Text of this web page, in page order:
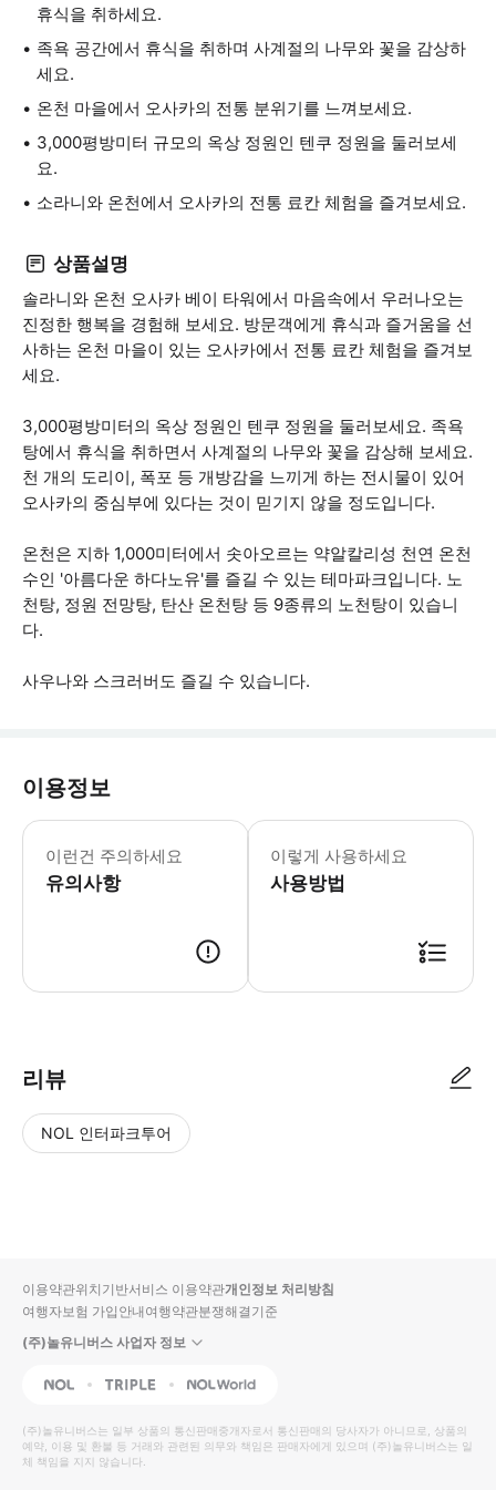
휴식을 취하세요.
족욕 공간에서 휴식을 취하며 사계절의 나무와 꽃을 감상하
세요.
온천 마을에서 오사카의 전통 분위기를 느껴보세요.
3,000평방미터 규모의 옥상 정원인 텐쿠 정원을 둘러보세
요.
소라니와 온천에서 오사카의 전통 료칸 체험을 즐겨보세요.
상품설명
솔라니와 온천 오사카 베이 타워에서 마음속에서 우러나오는
진정한 행복을 경험해 보세요. 방문객에게 휴식과 즐거움을 선
사하는 온천 마을이 있는 오사카에서 전통 료칸 체험을 즐겨보
세요.
3,000평방미터의 옥상 정원인 텐쿠 정원을 둘러보세요. 족욕
탕에서 휴식을 취하면서 사계절의 나무와 꽃을 감상해 보세요.
천 개의 도리이, 폭포 등 개방감을 느끼게 하는 전시물이 있어
오사카의 중심부에 있다는 것이 믿기지 않을 정도입니다.
온천은 지하 1,000미터에서 솟아오르는 약알칼리성 천연 온천
수인 '아름다운 하다노유'를 즐길 수 있는 테마파크입니다. 노
천탕, 정원 전망탕, 탄산 온천탕 등 9종류의 노천탕이 있습니
다.
사우나와 스크러버도 즐길 수 있습니다.
이용정보
이런건 주의하세요
유의사항
문신, 문신 스티커/페인트, 폭력 조직
이렇게 사용하세요
사용방법
리뷰
NOL 인터파크투어
입니
다.
높
은
순
동
영
상
순
상
이용약관위치기반서비스 이용약관개인정보 처리방침
여행자보험 가입안내여행약관분쟁해결기준
(주)놀유니버스 사업자 정보
NOL Triple Interpark Global
(주)놀유니버스는 일부 상품의 통신판매중개자로서 통신판매의 당사자가 아니므로, 상품의
예약, 이용 및 환불 등 거래와 관련된 의무와 책임은 판매자에게 있으며 (주)놀유니버스는 일
체 책임을 지지 않습니다.